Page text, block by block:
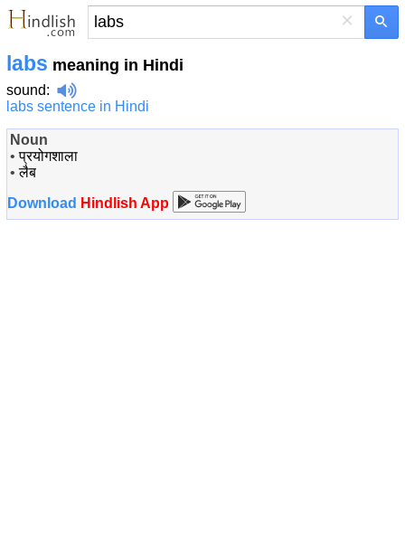
×
labs meaning in Hindi
sound:
labs sentence in Hindi
Noun
•प्रयोगशाला
•लैब
Download Hindlish App